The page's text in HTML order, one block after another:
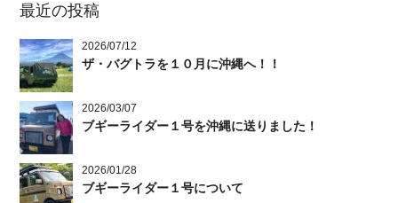
最近の投稿
2026/07/12
ザ・バグトラを１０月に沖縄へ！！
2026/03/07
ブギーライダー１号を沖縄に送りました！
2026/01/28
ブギーライダー１号について